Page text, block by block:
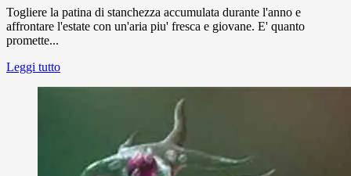
Togliere la patina di stanchezza accumulata durante l'anno e
affrontare l'estate con un'aria piu' fresca e giovane. E' quanto
promette...
Leggi tutto